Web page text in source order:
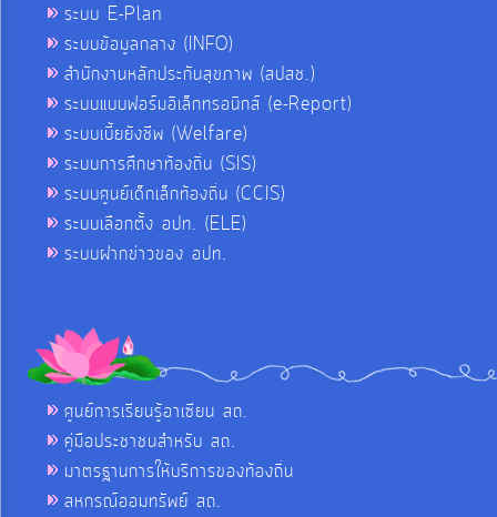
ระบบ E-Plan
ระบบข้อมูลกลาง (INFO)
สำนักงานหลักประกันสุขภาพ (สปสช.)
ระบบแบบฟอร์มอิเล็กทรอนิกส์ (e-Report)
ระบบเบี้ยยังชีพ (Welfare)
ระบบการศึกษาท้องถิ่น (SIS)
ระบบศูนย์เด็กเล็กท้องถิ่น (CCIS)
ระบบเลือกตั้ง อปท. (ELE)
ระบบฝากข่าวของ อปท.
ศูนย์การเรียนรู้อาเซียน สถ.
คู่มือประชาชนสำหรับ สถ.
มาตรฐานการให้บริการของท้องถิ่น
สหกรณ์ออมทรัพย์ สถ.